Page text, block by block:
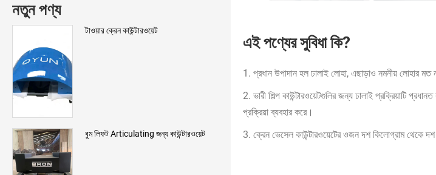
নতুন পণ্য
টাওয়ার ক্রেন কাউন্টারওয়েট
বুম লিফট Articulating জন্য কাউন্টারওয়েট
এই পণ্যের সুবিধা কি?
1. প্রধান উপাদান হল ঢালাই লোহা, এছাড়াও নমনীয় লোহার
2. ভারী শিল্প কাউন্টারওয়েটগুলির জন্য ঢালাই প্রক্রিয়াটি
প্রক্রিয়া ব্যবহার করে।
3. ক্রেন ভেসেল কাউন্টারওয়েটের ওজন দশ কিলোগ্রাম থেকে